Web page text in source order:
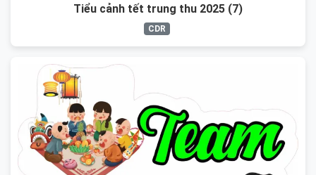
Tiểu cảnh tết trung thu 2025 (7)
CDR